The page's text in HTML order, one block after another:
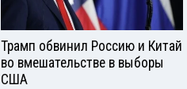
Трамп обвинил Россию и Китай
во вмешательстве в выборы
США